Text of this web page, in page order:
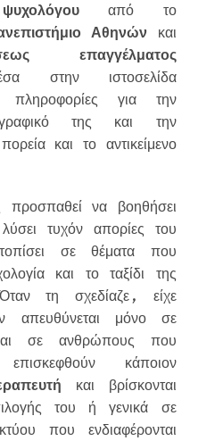
από το
Αθηνών και
επαγγέλματος
στην ιστοσελίδα
πληροφορίες για την
της και την
και το αντικείμενο
προσπαθεί να βοηθήσει
τυχόν απορίες του
σε θέματα που
και το ταξίδι της
τη σχεδίαζε, είχε
απευθύνεται μόνο σε
σε ανθρώπους που
κάποιον
και βρίσκονται
του ή γενικά σε
που ενδιαφέρονται